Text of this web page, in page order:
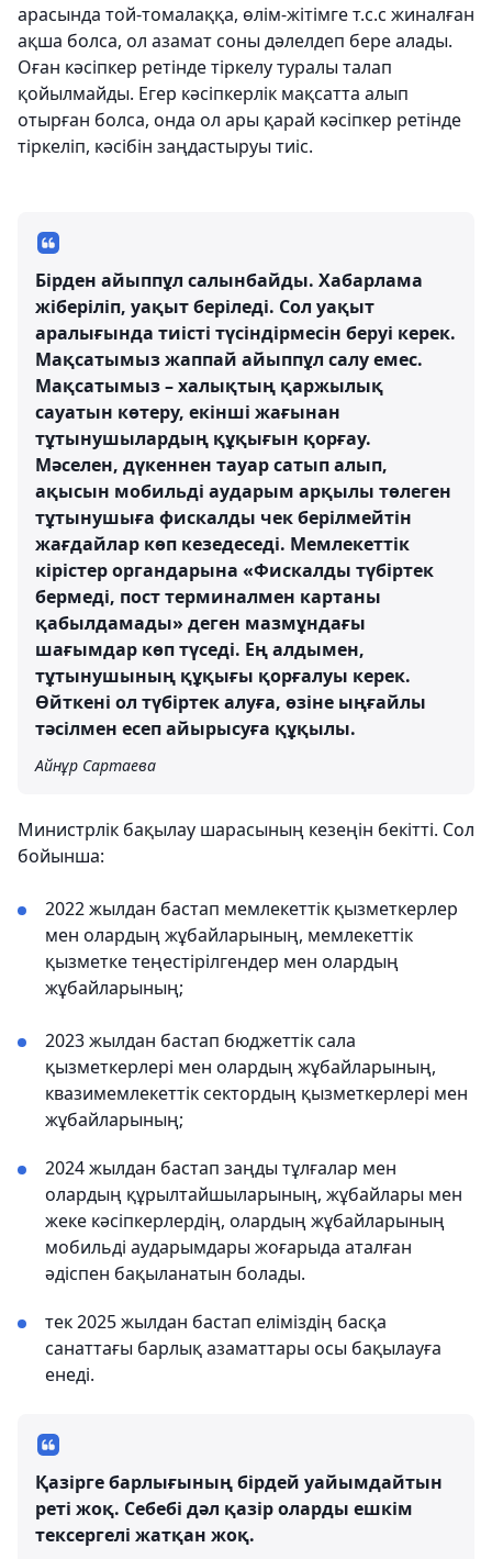
арасында той-томалаққа, өлім-жітімге т.с.с жиналған
ақша болса, ол азамат соны дәлелдеп бере алады.
Оған кәсіпкер ретінде тіркелу туралы талап
қойылмайды. Егер кәсіпкерлік мақсатта алып
отырған болса, онда ол ары қарай кәсіпкер ретінде
тіркеліп, кәсібін заңдастыруы тиіс.
Бірден айыппұл салынбайды. Хабарлама
жіберіліп, уақыт беріледі. Сол уақыт
аралығында тиісті түсіндірмесін беруі керек.
Мақсатымыз жаппай айыппұл салу емес.
Мақсатымыз – халықтың қаржылық
сауатын көтеру, екінші жағынан
тұтынушылардың құқығын қорғау.
Мәселен, дүкеннен тауар сатып алып,
ақысын мобильді аударым арқылы төлеген
тұтынушыға фискалды чек берілмейтін
жағдайлар көп кезедеседі. Мемлекеттік
кірістер органдарына «Фискалды түбіртек
бермеді, пост терминалмен картаны
қабылдамады» деген мазмұндағы
шағымдар көп түседі. Ең алдымен,
тұтынушының құқығы қорғалуы керек.
Өйткені ол түбіртек алуға, өзіне ыңғайлы
тәсілмен есеп айырысуға құқылы.
Айнұр Сартаева
Министрлік бақылау шарасының кезеңін бекітті. Сол
бойынша:
2022 жылдан бастап мемлекеттік қызметкерлер
мен олардың жұбайларының, мемлекеттік
қызметке теңестірілгендер мен олардың
жұбайларының;
2023 жылдан бастап бюджеттік сала
қызметкерлері мен олардың жұбайларының,
квазимемлекеттік сектордың қызметкерлері мен
жұбайларының;
2024 жылдан бастап заңды тұлғалар мен
олардың құрылтайшыларының, жұбайлары мен
жеке кәсіпкерлердің, олардың жұбайларының
мобильді аударымдары жоғарыда аталған
әдіспен бақыланатын болады.
тек 2025 жылдан бастап еліміздің басқа
санаттағы барлық азаматтары осы бақылауға
енеді.
Қазірге барлығының бірдей уайымдайтын
реті жоқ. Себебі дәл қазір оларды ешкім
тексергелі жатқан жоқ.